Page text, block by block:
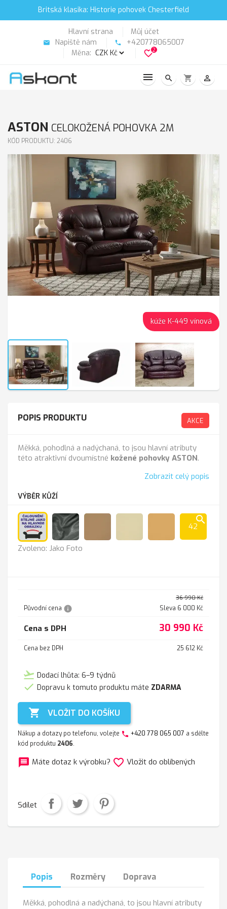
Britská klasika: Historie pohovek Chesterfield
Hlavní strana Můj účet
email Napiště nám phone
+420778065007
Měna:
favorite_border2
search shopping_cart person_outline
ASTON CELOKOŽENÁ POHOVKA 2M
KÓD PRODUKTU: 2406
kúže K-449 vínová
POPIS PRODUKTU AKCE
Měkká, pohodlná a nadýchaná, to jsou hlavní atributy
této atraktivní dvoumístné kožené pohovky ASTON.
Zobrazit celý popis
VÝBĚR KŮŽÍ
Jako
Anthrazit
search
42
Zvoleno: Jako Foto
Původní cena info
36 990 Kč
Sleva 6 000 Kč
Cena s DPH 30 990 Kč
Cena bez DPH 25 612 Kč
flight_takeoff Dodací lhůta: 6–9 týdnů
 Dopravu k tomuto produktu máte ZDARMA
 VLOŽIT DO KOŠÍKU
Nákup a dotazy po telefonu, volejte phone +420 778 065 007 a sdělte
kód produktu 2406.
message Máte dotaz k výrobku? favorite_border Vložit do oblíbených
Sdílet
Popis Rozměry Doprava
Měkká, pohodlná a nadýchaná, to jsou hlavní atributy